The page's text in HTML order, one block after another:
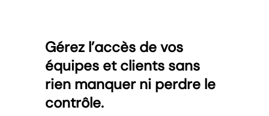
Gérez l’accès de vos
équipes et clients sans
rien manquer ni perdre le
contrôle.